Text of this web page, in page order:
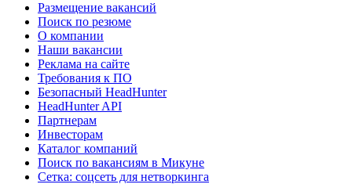
Размещение вакансий
Поиск по резюме
О компании
Наши вакансии
Реклама на сайте
Требования к ПО
Безопасный HeadHunter
HeadHunter API
Партнерам
Инвесторам
Каталог компаний
Поиск по вакансиям в Микуне
Сетка: соцсеть для нетворкинга